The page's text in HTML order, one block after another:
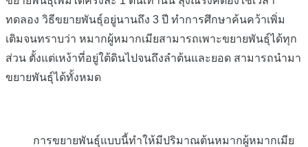
ทดลอง วิธีขยายพันธุ์อยู่นานถึง 3 ปี ทำการศึกษาค้นคว้าเพิ่ม
เติมจนทราบว่า หมากผู้หมากเมียสามารถเพาะขยายพันธุ์ได้ทุก
ส่วน ตั้งแต่เหง้าที่อยู่ใต้ดินไปจนถึงลำต้นและยอด สามารถนำมา
ขยายพันธุ์ได้ทั้งหมด
การขยายพันธุ์แบบนี้ทำให้มีปริมาณต้นหมากผู้หมากเมีย